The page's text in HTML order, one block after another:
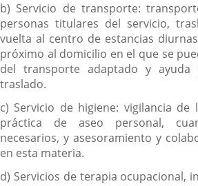
b) Servicio de transporte:
personas titulares del servicio,
vuelta al centro de estancias
próximo al domicilio en el que se
del transporte adaptado y
traslado.
c) Servicio de higiene: vigilancia
práctica de aseo personal,
necesarios, y asesoramiento y
en esta materia.
d) Servicios de terapia ocupacional,